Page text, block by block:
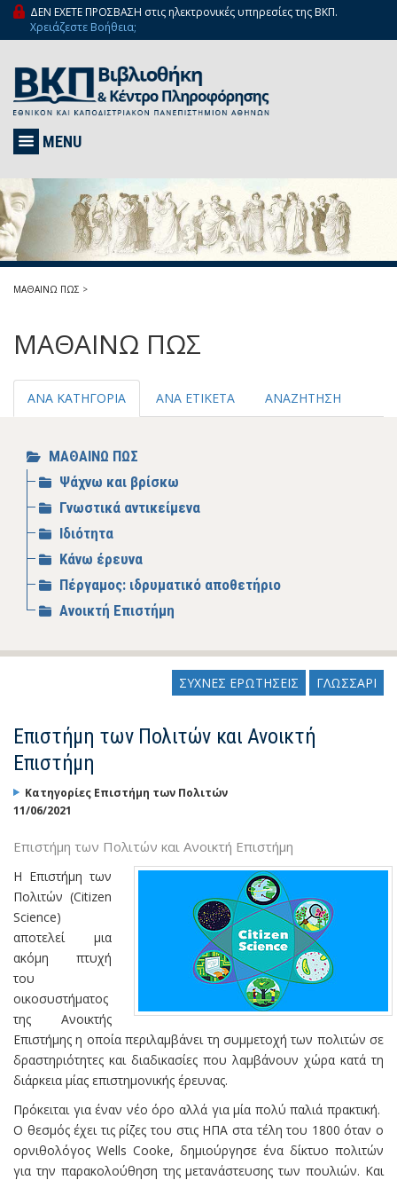
ΔΕΝ ΕΧΕΤΕ ΠΡΟΣΒΑΣΗ στις ηλεκτρονικές υπηρεσίες της ΒΚΠ.
Χρειάζεστε Βοήθεια;
MENU
ΜΑΘΑΙΝΩ ΠΩΣ >
ΜΑΘΑΙΝΩ ΠΩΣ
ΑΝΑ ΚΑΤΗΓΟΡΙΑ ΑΝΑ ΕΤΙΚΕΤΑ ΑΝΑΖΗΤΗΣΗ
ΜΑΘΑΙΝΩ ΠΩΣ
Ψάχνω και βρίσκω
Γνωστικά αντικείμενα
Ιδιότητα
Κάνω έρευνα
Πέργαμος: ιδρυματικό αποθετήριο
Ανοικτή Επιστήμη
ΣΥΧΝΕΣ ΕΡΩΤΗΣΕΙΣ ΓΛΩΣΣΑΡΙ
Επιστήμη των Πολιτών και Ανοικτή
Επιστήμη
Κατηγορίες Επιστήμη των Πολιτών
11/06/2021
Επιστήμη των Πολιτών και Ανοικτή Επιστήμη
Η Επιστήμη των
Πολιτών (Citizen
Science)
αποτελεί μια
ακόμη πτυχή
του
οικοσυστήματος
της Ανοικτής
Επιστήμης η οποία περιλαμβάνει τη συμμετοχή των πολιτών σε
δραστηριότητες και διαδικασίες που λαμβάνουν χώρα κατά τη
διάρκεια μίας επιστημονικής έρευνας.
Πρόκειται για έναν νέο όρο αλλά για μία πολύ παλιά πρακτική.
Ο θεσμός έχει τις ρίζες του στις ΗΠΑ στα τέλη του 1800 όταν ο
ορνιθολόγος Wells Cooke, δημιούργησε ένα δίκτυο πολιτών
για την παρακολούθηση της μετανάστευσης των πουλιών. Και